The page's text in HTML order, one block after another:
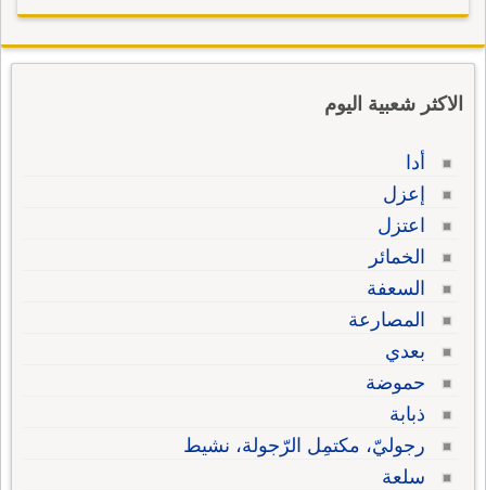
الاكثر شعبية اليوم
أدا
إعزل
اعتزل
الخمائر
السعفة
المصارعة
بعدي
حموضة
ذبابة
رجوليّ، مكتمِل الرّجولة، نشيط
سلعة